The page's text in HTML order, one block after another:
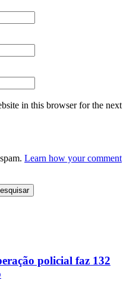
in this browser for the next
Learn how your comment
policial faz 132